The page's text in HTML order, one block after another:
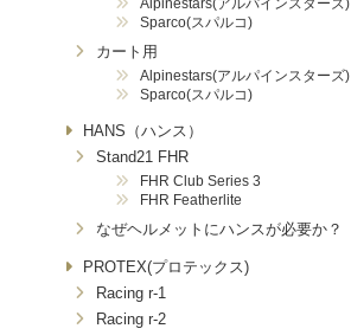
Sparco(スパルコ)
カート用
Alpinestars(アルパインスターズ)
Sparco(スパルコ)
HANS（ハンス）
Stand21 FHR
FHR Club Series 3
FHR Featherlite
なぜヘルメットにハンスが必要か？
PROTEX(プロテックス)
Racing r-1
Racing r-2